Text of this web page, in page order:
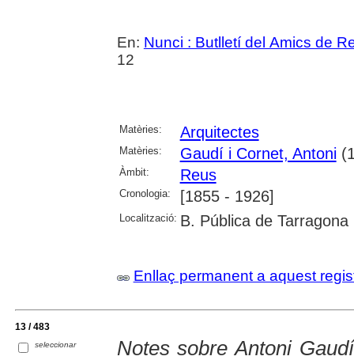
En: Nunci : Butlletí del Amics de
12
Matèries: Arquitectes
Matèries: Gaudí i Cornet, Antoni
Àmbit: Reus
Cronologia: [1855 - 1926]
Localització: B. Pública de Tarragona
Enllaç permanent a aquest
13 / 483
seleccionar Notes sobre Antoni